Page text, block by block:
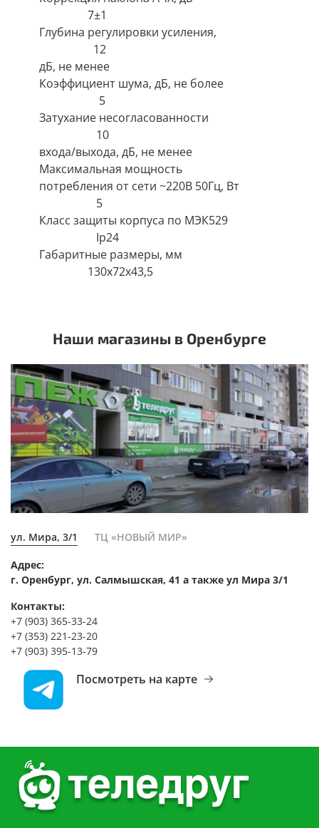
7±1
Глубина регулировки усиления,
12
дБ, не менее
Коэффициент шума, дБ, не более
5
Затухание несогласованности
10
входа/выхода, дБ, не менее
Максимальная мощность
потребления от сети ~220В 50Гц, Вт
5
Класс защиты корпуса по МЭК529
Ip24
Габаритные размеры, мм
130х72х43,5
Наши магазины в Оренбурге
ул. Мира, 3/1 ТЦ «НОВЫЙ МИР»
Адрес:
г. Оренбург, ул. Салмышская, 41 а также ул Мира 3/1
Контакты:
+7 (903) 365-33-24
+7 (353) 221-23-20
+7 (903) 395-13-79
Посмотреть на карте